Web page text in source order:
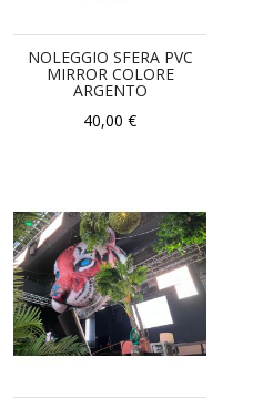
NOLEGGIO SFERA PVC
MIRROR COLORE
ARGENTO
40,00 €